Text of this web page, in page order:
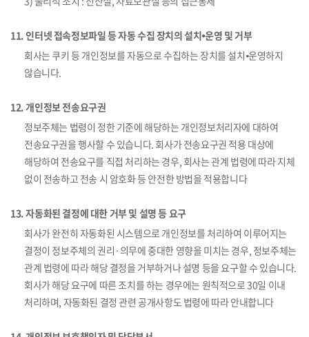
11. 인터넷 접속정보파일 등 자동 수집 장치의 설치⦁운영 및 거부
회사는 쿠키 등 개인정보를 자동으로 수집하는 장치를 설치⦁운영하지
않습니다.
12. 개인정보 전송요구권
정보주체는 법령이 정한 기준에 해당하는 개인정보처리자에 대하여
전송요구권을 행사할 수 있습니다. 회사가 전송요구권 적용 대상에
해당하여 전송요구를 직접 처리하는 경우, 회사는 관계 법령에 따라 지체
없이 전송하고 전송 시 암호화 등 안전한 방법을 적용합니다
13. 자동화된 결정에 대한 거부 및 설명 등 요구
회사가 완전히 자동화된 시스템으로 개인정보를 처리하여 이루어지는
결정이 정보주체의 권리·의무에 중대한 영향을 미치는 경우, 정보주체는
관계 법령에 따라 해당 결정을 거부하거나 설명 등을 요구할 수 있습니다.
회사가 해당 요구에 따른 조치를 하는 경우에는 원칙적으로 30일 이내
처리하며, 자동화된 결정 관련 공개사항도 법령에 따라 안내합니다